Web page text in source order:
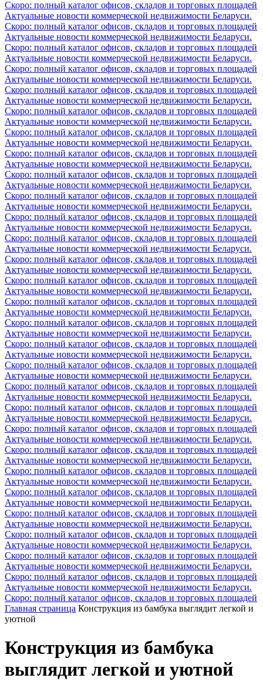
Скоро: полный каталог офисов, складов и торговых площадей
Актуальные новости коммерческой недвижимости Беларуси.
Скоро: полный каталог офисов, складов и торговых площадей
Актуальные новости коммерческой недвижимости Беларуси.
Скоро: полный каталог офисов, складов и торговых площадей
Актуальные новости коммерческой недвижимости Беларуси.
Скоро: полный каталог офисов, складов и торговых площадей
Актуальные новости коммерческой недвижимости Беларуси.
Скоро: полный каталог офисов, складов и торговых площадей
Актуальные новости коммерческой недвижимости Беларуси.
Скоро: полный каталог офисов, складов и торговых площадей
Актуальные новости коммерческой недвижимости Беларуси.
Скоро: полный каталог офисов, складов и торговых площадей
Актуальные новости коммерческой недвижимости Беларуси.
Скоро: полный каталог офисов, складов и торговых площадей
Актуальные новости коммерческой недвижимости Беларуси.
Скоро: полный каталог офисов, складов и торговых площадей
Актуальные новости коммерческой недвижимости Беларуси.
Скоро: полный каталог офисов, складов и торговых площадей
Актуальные новости коммерческой недвижимости Беларуси.
Скоро: полный каталог офисов, складов и торговых площадей
Актуальные новости коммерческой недвижимости Беларуси.
Скоро: полный каталог офисов, складов и торговых площадей
Актуальные новости коммерческой недвижимости Беларуси.
Скоро: полный каталог офисов, складов и торговых площадей
Актуальные новости коммерческой недвижимости Беларуси.
Скоро: полный каталог офисов, складов и торговых площадей
Актуальные новости коммерческой недвижимости Беларуси.
Скоро: полный каталог офисов, складов и торговых площадей
Актуальные новости коммерческой недвижимости Беларуси.
Скоро: полный каталог офисов, складов и торговых площадей
Актуальные новости коммерческой недвижимости Беларуси.
Скоро: полный каталог офисов, складов и торговых площадей
Актуальные новости коммерческой недвижимости Беларуси.
Скоро: полный каталог офисов, складов и торговых площадей
Актуальные новости коммерческой недвижимости Беларуси.
Скоро: полный каталог офисов, складов и торговых площадей
Актуальные новости коммерческой недвижимости Беларуси.
Скоро: полный каталог офисов, складов и торговых площадей
Актуальные новости коммерческой недвижимости Беларуси.
Скоро: полный каталог офисов, складов и торговых площадей
Актуальные новости коммерческой недвижимости Беларуси.
Скоро: полный каталог офисов, складов и торговых площадей
Актуальные новости коммерческой недвижимости Беларуси.
Скоро: полный каталог офисов, складов и торговых площадей
Актуальные новости коммерческой недвижимости Беларуси.
Скоро: полный каталог офисов, складов и торговых площадей
Актуальные новости коммерческой недвижимости Беларуси.
Скоро: полный каталог офисов, складов и торговых площадей
Актуальные новости коммерческой недвижимости Беларуси.
Скоро: полный каталог офисов, складов и торговых площадей
Актуальные новости коммерческой недвижимости Беларуси.
Скоро: полный каталог офисов, складов и торговых площадей
Актуальные новости коммерческой недвижимости Беларуси.
Скоро: полный каталог офисов, складов и торговых площадей
Актуальные новости коммерческой недвижимости Беларуси.
Скоро: полный каталог офисов, складов и торговых площадей
Главная страница Конструкция из бамбука выглядит легкой и
уютной
Конструкция из бамбука
выглядит легкой и уютной